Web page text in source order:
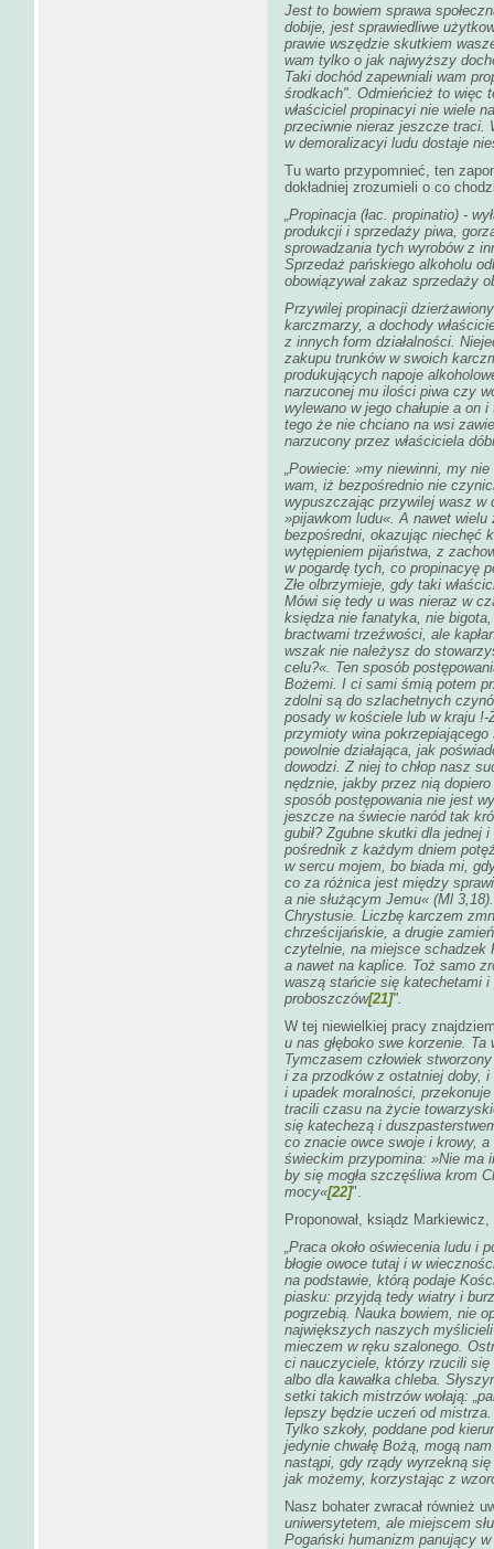
Jest to bowiem sprawa
dobije, jest sprawiedliwe
prawie wszędzie skutkiem
wam tylko o jak najwyższy
Taki dochód zapewniali wam
środkach". Odmieńcież to więc
właściciel propinacyi nie wiele
przeciwnie nieraz jeszcze traci.
w demoralizacyi ludu dostaje
Tu warto przypomnieć, ten
dokładniej zrozumieli o co
„Propinacja (łac. propinatio) -
produkcji i sprzedaży piwa,
sprowadzania tych wyrobów z
Sprzedaż pańskiego alkoholu
obowiązywał zakaz sprzedaży
Przywilej propinacji
karczmarzy, a dochody
z innych form działalności.
zakupu trunków w swoich
produkujących napoje
narzuconej mu ilości piwa czy
wylewano w jego chałupie a on
tego że nie chciano na wsi
narzucony przez właściciela
„Powiecie: »my niewinni, my
wam, iż bezpośrednio nie
wypuszczając przywilej wasz w
»pijawkom ludu«. A nawet
bezpośredni, okazując niechęć
wytępieniem pijaństwa, z
w pogardę tych, co propinacyę
Złe olbrzymieje, gdy taki
Mówi się tedy u was nieraz w
księdza nie fanatyka, nie
bractwami trzeźwości, ale
wszak nie należysz do
celu?«. Ten sposób
Bożemi. I ci sami śmią potem
zdolni są do szlachetnych
posady w kościele lub w kraju !-
przymioty wina
powolnie działająca, jak
dowodzi. Z niej to chłop nasz
nędznie, jakby przez nią
sposób postępowania nie jest
jeszcze na świecie naród tak
gubił? Zgubne skutki dla jednej
pośrednik z każdym dniem
w sercu mojem, bo biada mi,
co za różnica jest między
a nie służącym Jemu« (Ml
Chrystusie. Liczbę karczem
chrześcijańskie, a drugie
czytelnie, na miejsce schadzek
a nawet na kaplice. Toż samo
waszą stańcie się katechetami
proboszczów[21]".
W tej niewielkiej pracy
u nas głęboko swe korzenie.
Tymczasem człowiek
i za przodków z ostatniej doby,
i upadek moralności,
tracili czasu na życie
się katechezą i
co znacie owce swoje i krowy,
świeckim przypomina: »Nie ma
by się mogła szczęśliwa krom
mocy«[22]".
Proponował, ksiądz
„Praca około oświecenia ludu i
błogie owoce tutaj i w
na podstawie, którą podaje
piasku: przyjdą tedy wiatry i
pogrzebią. Nauka bowiem, nie
największych naszych
mieczem w ręku szalonego.
ci nauczyciele, którzy rzucili się
albo dla kawałka chleba.
setki takich mistrzów wołają:
lepszy będzie uczeń od
Tylko szkoły, poddane pod
jedynie chwałę Bożą, mogą
nastąpi, gdy rządy wyrzekną
jak możemy, korzystając z
Nasz bohater zwracał również
uniwersytetem, ale miejscem
Pogański humanizm panujący